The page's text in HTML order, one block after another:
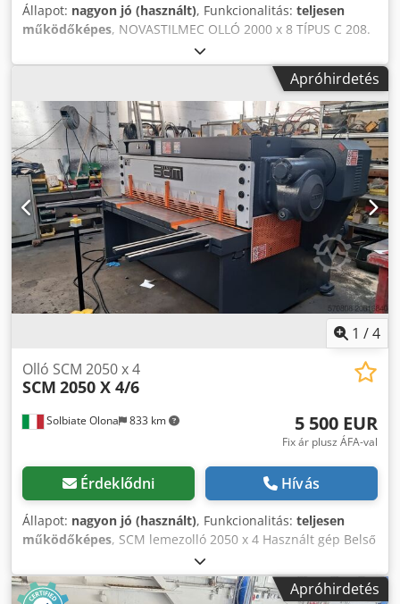
Állapot: nagyon jó (használt), Funkcionalitás: teljesen
működőképes, NOVASTILMEC OLLÓ 2000 x 8 TÍPUS C 208.
MOTOROS HÁTSÓ ÜTKÖZŐ. HASZNÁLT, MŰKÖDŐKÉPES
GÉP. BELSŐ KÓD: SVR 308. Djdpfozichmsx Ad Rock
Apróhirdetés
1 /4
Solbiate Olona 833 km
Olló SCM 2050 x 4
SCM 2050 X 4/6
5 500 EUR
Fix ár plusz ÁFA-val
Érdeklődni Hívás
Állapot: nagyon jó (használt), Funkcionalitás: teljesen
működőképes, SCM lemezolló 2050 x 4 Használt gép Belső
kód: SVR 365 Dcedpfexzgykox Ad Rjk
Apróhirdetés